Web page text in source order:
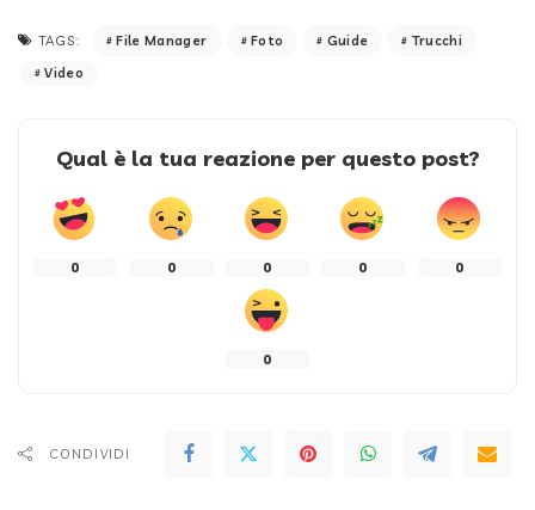
TAGS: File Manager Foto Guide
Trucchi
Video
Qual è la tua reazione per questo post?
0 0 0 0 0
0
CONDIVIDI